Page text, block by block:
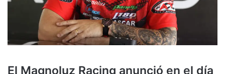
El Magnoluz Racing anunció en el día